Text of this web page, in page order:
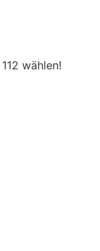
wählen!